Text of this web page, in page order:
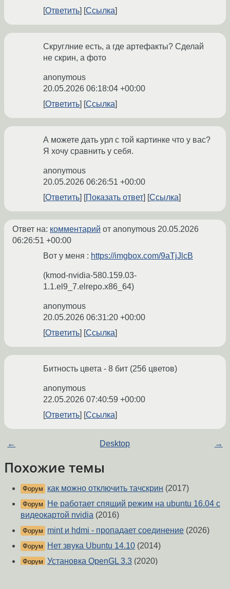
Ответить
Ссылка
Скруглние есть, а где артефакты? Сделай
не скрин, а фото
anonymous
20.05.2026 06:18:04 +00:00
Ответить
Ссылка
А можете дать урл с той картинке что у вас?
Я хочу сравнить у себя.
anonymous
20.05.2026 06:26:51 +00:00
Ответить
Показать ответ Ссылка
Ответ на: комментарий от anonymous 20.05.2026
06:26:51 +00:00
Вот у меня : https://imgbox.com/9aTjJlcB
(kmod-nvidia-580.159.03-
1.1.el9_7.elrepo.x86_64)
anonymous
20.05.2026 06:31:20 +00:00
Ответить
Ссылка
Битность цвета - 8 бит (256 цветов)
anonymous
22.05.2026 07:40:59 +00:00
Ответить
Ссылка
← Desktop →
Похожие темы
Форум как можно отключить тачскрин (2017)
Форум
Не работает спящий режим на ubuntu 16.04 с
видеокартой nvidia (2016)
Форум mint и hdmi - пропадает соединение (2026)
Форум Нет звука Ubuntu 14.10 (2014)
Форум Установка OpenGL 3.3 (2020)